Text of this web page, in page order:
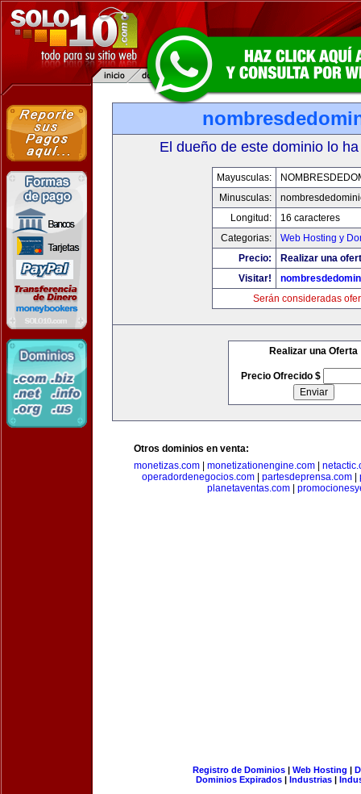
El dueño de este dominio lo
Mayusculas:
Minusculas:
Longitud:
16 caracteres
Categorias:
Web Hosting y
Precio:
Realizar una
Visitar!
Serán consideradas
Realizar una Oferta
Precio Ofrecido $
Otros dominios en venta:
monetizas.com
monetizationengine.com
operadordenegocios.com
partesdeprensa.com
planetaventas.com
Registro de Dominios| Web Hosting |
Dominios Expirados | Industrias |